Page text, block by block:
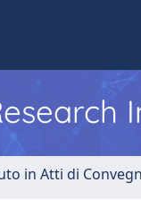
in Atti di